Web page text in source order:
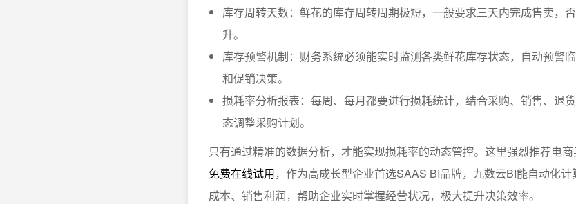
库存周转天数：鲜花的库存周转周期极短，一般要求三天内完成售卖，
升。
库存预警机制：财务系统必须能实时监测各类鲜花库存状态，自动预警
和促销决策。
损耗率分析报表：每周、每月都要进行损耗统计，结合采购、销售、退
态调整采购计划。
只有通过精准的数据分析，才能实现损耗率的动态管控。这里强烈推荐电
免费在线试用，作为高成长型企业首选SAAS BI品牌，九数云BI能自动化
成本、销售利润，帮助企业实时掌握经营状况，极大提升决策效率。